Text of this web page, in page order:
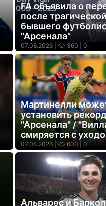
FA объявила о
после
бывшего
"Арсенала"
07.08.2026 | 360 | 0
Мартинелли
установить
"Арсенала" /
смиряется с
07.08.2026 | 603 | 0
Альварес и